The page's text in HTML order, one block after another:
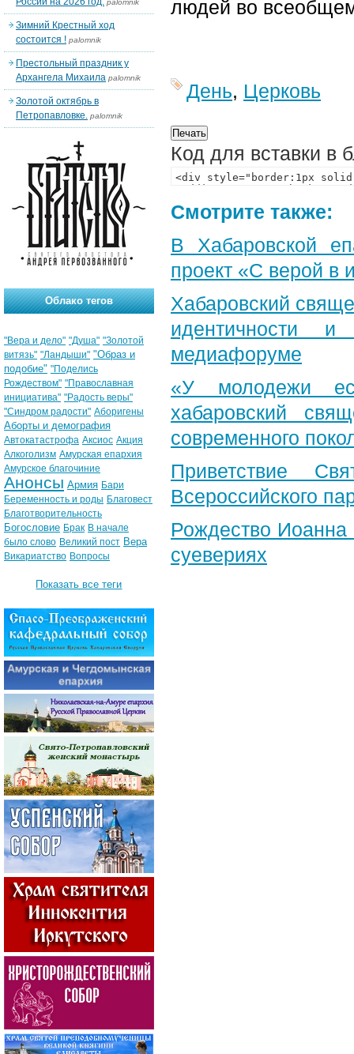
людей во
День, Церковь
Код для вставки в
Смотрите также:
В Хабаровской
проект «С верой в
Хабаровский
идентичности
медиафоруме
«У молодежи
хабаровский
современного
Приветствие
Всероссийского
Рождество Иоанна
суевериях
palomnik
Зимний Крестный ход
состоится ! palomnik
Престольный праздник у
Архангела Михаила palomnik
Золотой октябрь в
Петропавловке. palomnik
Облако тегов
"Вера и дело" "Душа" "Золотой
витязь" "Ландыши" "Образ и
подобие" "Поделись
Рождеством" "Православная
инициатива" "Радость веры"
"Синдром радости" Аборигены
Аборты и демография
Автокатастрофа Аксиос Акция
Алкоголизм Амурская епархия
Амурское благочиние
Анонсы Армия Бари
Беременность и роды Благовест
Благотворительность
Богословие Брак В начале
было слово Великий пост Вера
Викариатство Вопросы
Показать все теги